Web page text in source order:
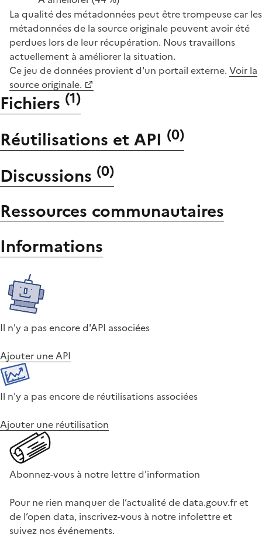
La qualité des métadonnées peut être trompeuse car les
métadonnées de la source originale peuvent avoir été
perdues lors de leur récupération. Nous travaillons
actuellement à améliorer la situation.
Ce jeu de données provient d'un portail externe. Voir la
source originale.
Fichiers (1)
Réutilisations et API (0)
Discussions (0)
Ressources communautaires
Informations
Il n'y a pas encore d'API associées
Ajouter une API
Il n'y a pas encore de réutilisations associées
Ajouter une réutilisation
Abonnez-vous à notre lettre d'information
Pour ne rien manquer de l’actualité de data.gouv.fr et
de l’open data, inscrivez-vous à notre infolettre et
suivez nos événements.